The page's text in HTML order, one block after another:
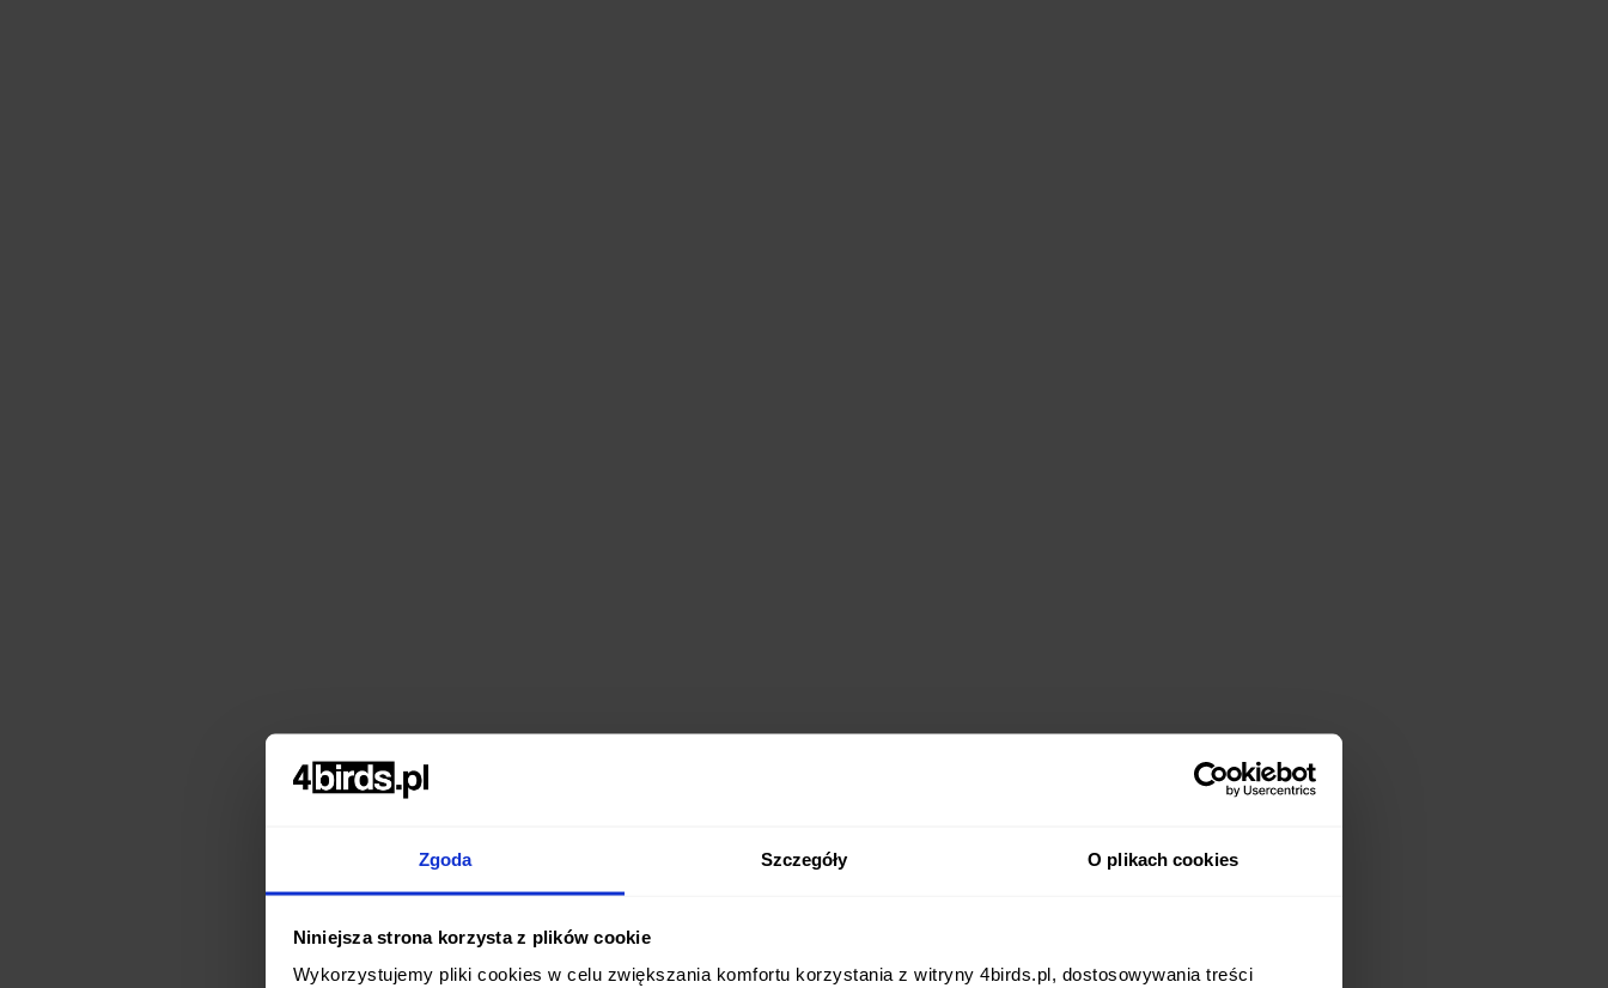
Zgoda Szczegóły O plikach cookies
Niniejsza strona korzysta z plików cookie
Wykorzystujemy pliki cookies w celu zwiększania komfortu korzystania z witryny 4birds.pl, dostosowywania treści